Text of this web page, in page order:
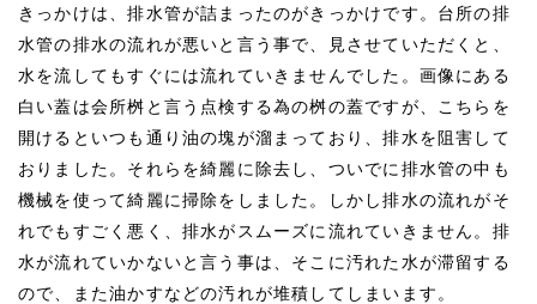
きっかけは、排水管が詰まったのがきっかけです。台所の排
水管の排水の流れが悪いと言う事で、見させていただくと、
水を流してもすぐには流れていきませんでした。画像にある
白い蓋は会所桝と言う点検する為の桝の蓋ですが、こちらを
開けるといつも通り油の塊が溜まっており、排水を阻害して
おりました。それらを綺麗に除去し、ついでに排水管の中も
機械を使って綺麗に掃除をしました。しかし排水の流れがそ
れでもすごく悪く、排水がスムーズに流れていきません。排
水が流れていかないと言う事は、そこに汚れた水が滞留する
ので、また油かすなどの汚れが堆積してしまいます。